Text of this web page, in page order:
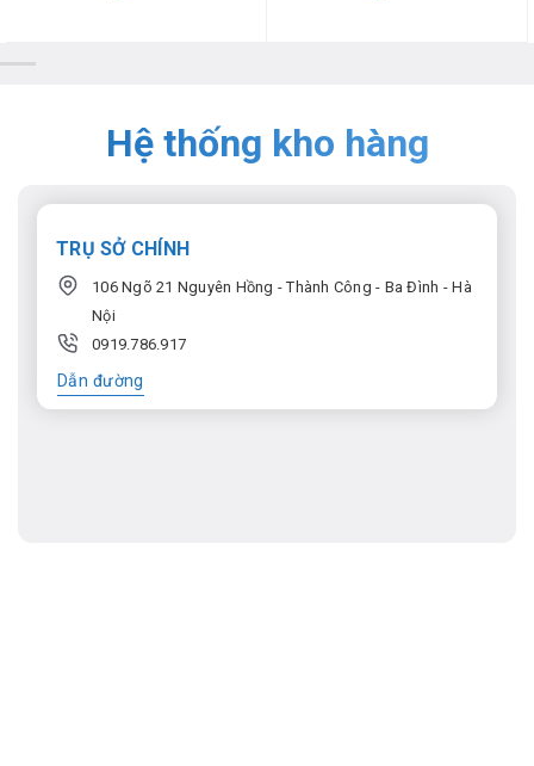
Hệ thống kho hàng
TRỤ SỞ CHÍNH
106 Ngõ 21 Nguyên Hồng - Thành Công - Ba Đình - Hà
Nội
0919.786.917
Dẫn đường